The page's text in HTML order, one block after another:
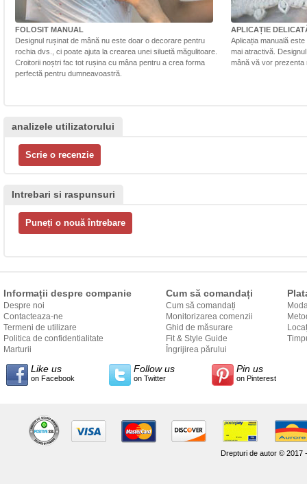
FOLOSIT MANUAL
Designul rușinat de mână nu este doar o decorare pentru
rochia dvs., ci poate ajuta la crearea unei siluetă măgulitoare.
Croitorii noștri fac tot rușina cu mâna pentru a crea forma
perfectă pentru dumneavoastră.
APLICAȚIE
Aplicația manuală
mai atractivă.
mână vă vor prezenta
analizele utilizatorului
Intrebari si raspunsuri
Informații despre companie
Despre noi
Contacteaza-ne
Termeni de utilizare
Politica de confidentialitate
Marturii
Cum să comandați
Cum să comandați
Monitorizarea comenzii
Ghid de măsurare
Fit & Style Guide
Îngrijirea părului
către
Like us
on Facebook
Follow us
on Twitter
Pin us
on Pinterest
Drepturi de autor © 2017